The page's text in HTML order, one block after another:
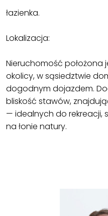
łazienka.
Lokalizacja:
Nieruchomość położona
okolicy, w sąsiedztwie
dogodnym dojazdem.
bliskość stawów,
— idealnych do rekreacji,
na łonie natury.